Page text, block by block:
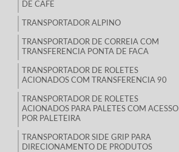
DE CAFE
TRANSPORTADOR ALPINO
TRANSPORTADOR DE CORREIA COM
TRANSFERENCIA PONTA DE FACA
TRANSPORTADOR DE ROLETES
ACIONADOS COM TRANSFERENCIA 90
TRANSPORTADOR DE ROLETES
ACIONADOS PARA PALETES COM ACESSO
POR PALETEIRA
TRANSPORTADOR SIDE GRIP PARA
DIRECIONAMENTO DE PRODUTOS